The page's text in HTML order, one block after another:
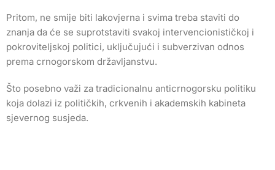
Pritom, ne smije biti lakovjerna i svima treba staviti do
znanja da će se suprotstaviti svakoj intervencionističkoj i
pokroviteljskoj politici, uključujući i subverzivan odnos
prema crnogorskom državljanstvu.
Što posebno važi za tradicionalnu anticrnogorsku politiku
koja dolazi iz političkih, crkvenih i akademskih kabineta
sjevernog susjeda.